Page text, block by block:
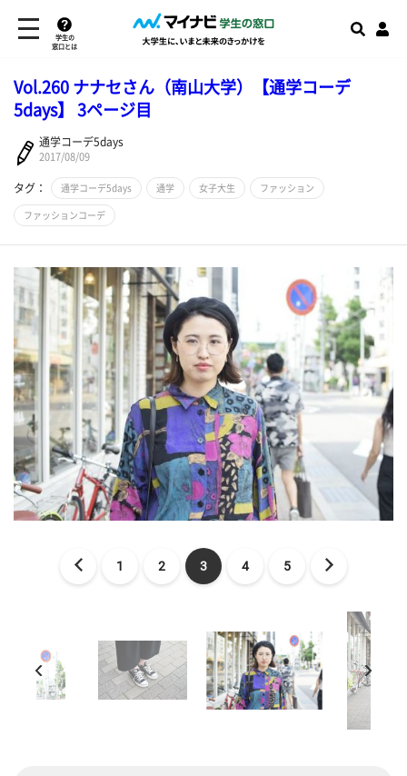
学生の
窓口とは
Vol.260 ナナセさん（南山大学）【通学コーデ
5days】 3ページ目
通学コーデ5days
2017/08/09
タグ： 通学コーデ5days 通学 女子大生 ファッション
ファッションコーデ
1 2 3 4 5